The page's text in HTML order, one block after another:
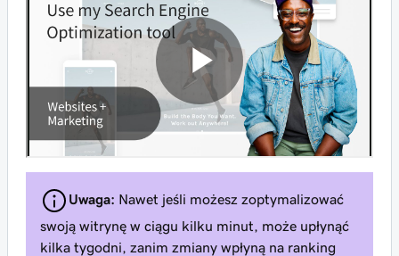
Uwaga: Nawet jeśli możesz zoptymalizować
swoją witrynę w ciągu kilku minut, może upłynąć
kilka tygodni, zanim zmiany wpłyną na ranking